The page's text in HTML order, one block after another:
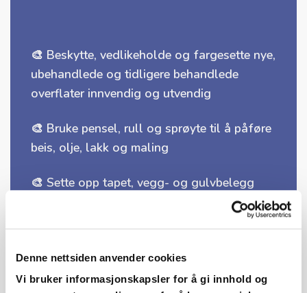
Denne nettsiden anvender cookies
Vi bruker informasjonskapsler for å gi innhold og
🎨 Beskytte, vedlikeholde og fargesette nye,
ubehandlede og tidligere behandlede
overflater innvendig og utvendig
🎨 Bruke pensel, rull og sprøyte til å påføre
beis, olje, lakk og maling
🎨 Sette opp tapet, vegg- og gulvbelegg
🎨 Legge tepper og vinylgulv
🎨 Påføre membransystemer og legge gulv i